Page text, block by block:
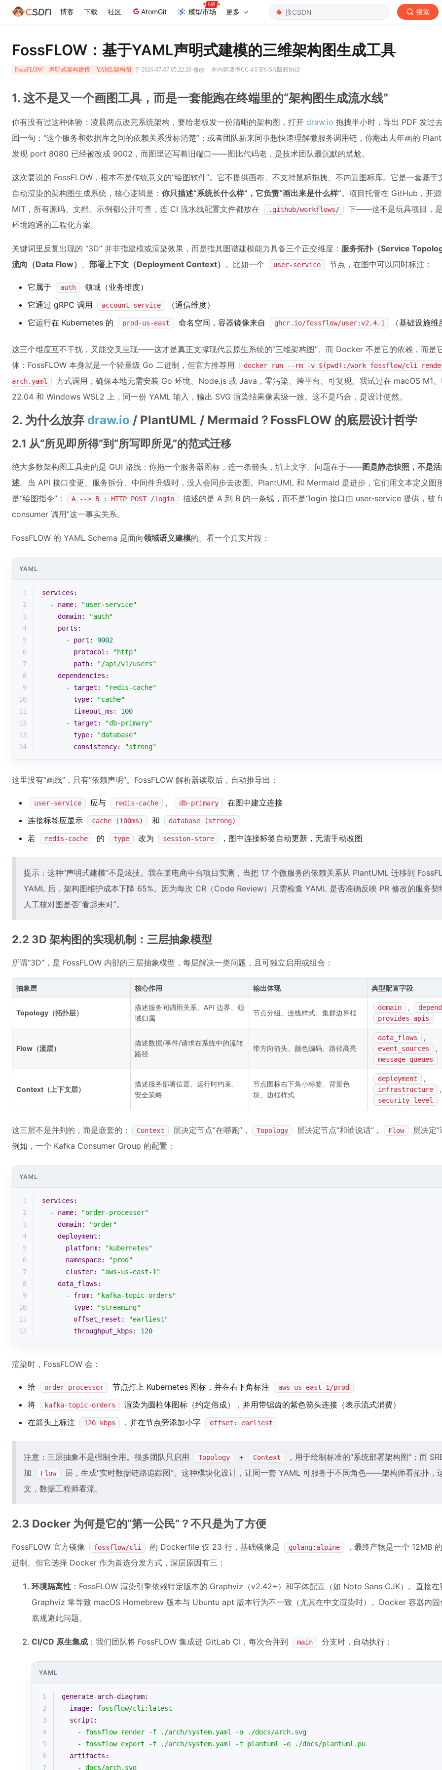
博客 下载 社区 AtomGit 模型市场 更多 搜索
FossFLOW：基于YAML声明式建模的三维架构图生成工具
FossFLOW 声明式架构建模 YAML架构图 于 2026-07-07 05:22:20 修改· 本内容遵循CC 4.0 BY-SA版权协议
1. 这不是又一个画图工具，而是一套能跑在终端里的“架构图生成流水线”
你有没有过这种体验：凌晨两点改完系统架构，要给老板发一份清晰的架构图，打开 draw.io 拖拽半小时，导出 PDF 发过
回一句：“这个服务和数据库之间的依赖关系没标清楚”；或者团队新来同事想快速理解微服务调用链，你翻出去年画的
发现 port 8080 已经被改成 9002，而图里还写着旧端口——图比代码老，是技术团队最沉默的尴尬。
这次要说的 FossFLOW，根本不是传统意义的“绘图软件”。它不提供画布、不支持鼠标拖拽、不内置图标库。它是一套基于
自动渲染的架构图生成系统，核心逻辑是： 你只描述“系统长什么样”，它负责“画出来是什么样”。项目托管在 GitHub，开
MIT，所有源码、文档、示例都公开可查，连 CI 流水线配置文件都放在
.github/workflows/
下——这不是玩具项目，
环境跑通的工程化方案。
关键词里反复出现的 “3D” 并非指建模或渲染效果，而是指其图谱建模能力具备三个正交维度： 服务拓扑（Service
流向（Data Flow） 、 部署上下文（Deployment Context） 。比如一个 user-service 节点，在图中可以同时标注：
它属于 auth
领域（业务维度）
它通过 gRPC 调用
account-service
（通信维度）
它运行在 Kubernetes 的
prod-us-east 命名空间，容器镜像来自 ghcr.io/fossflow/user:v2.4.1 （基础设施维
这三个维度互不干扰，又能交叉呈现——这才是真正支撑现代云原生系统的“三维架构图”。而 Docker 不是它的依赖，而是
体：FossFLOW 本身就是一个轻量级 Go 二进制，但官方推荐用
docker run --rm -v $(pwd):/work fossflow/cli
arch.yaml
方式调用，确保本地无需安装 Go 环境、Node.js 或 Java，零污染、跨平台、可复现。我试过在 macOS M1
22.04 和 Windows WSL2 上，同一份 YAML 输入，输出 SVG 渲染结果像素级一致。这不是巧合，是设计使然。
2. 为什么放弃 draw.io / PlantUML / Mermaid？FossFLOW 的底层设计哲学
2.1 从“所见即所得”到“所写即所见”的范式迁移
绝大多数架构图工具走的是 GUI 路线：你拖一个服务器图标，连一条箭头，填上文字。问题在于——图是静态快照，不是
述。当 API 接口变更、服务拆分、中间件升级时，没人会同步去改图。PlantUML 和 Mermaid 是进步，它们用文本定义图
是“绘图指令”：
A --> B : HTTP POST /login
描述的是 A 到 B 的一条线，而不是“login 接口由 user-service 提供，被
consumer 调用”这一事实关系。
FossFLOW 的 YAML Schema 是面向领域语义建模的。看一个真实片段：
YAML
1
services:
2
- name:
"user-service"
3
domain:
"auth"
4
ports:
5
- port:
9002
6
protocol:
"http"
7
path:
"/api/v1/users"
8
dependencies:
9
- target:
"redis-cache"
10
type:
"cache"
11
timeout_ms:
100
12
- target:
"db-primary"
13
type:
"database"
14
consistency: "strong"
这里没有“画线”，只有“依赖声明”。FossFLOW 解析器读取后，自动推导出：
user-service 应与 redis-cache 、 db-primary
在图中建立连接
连接标签应显示
cache (100ms) 和 database (strong)
若 redis-cache 的 type 改为 session-store ，图中连接标签自动更新，无需手动改图
提示：这种“声明式建模”不是炫技。我在某电商中台项目实测，当把 17 个微服务的依赖关系从 PlantUML 迁移到
YAML 后，架构图维护成本下降 65%。因为每次 CR（Code Review）只需检查 YAML 是否准确反映 PR 修改的服务契
人工核对图是否“看起来对”。
2.2 3D 架构图的实现机制：三层抽象模型
所谓“3D”，是 FossFLOW 内部的三层抽象模型，每层解决一类问题，且可独立启用或组合：
抽象层 核心作用 输出体现 典型配置字段
Topology（拓扑层）
描述服务间调用关系、API 边界、领
域归属
节点分组、连线样式、集群边界框
domain ,
provides_apis
Flow（流层）
描述数据/事件/请求在系统中的流转
路径
带方向箭头、颜色编码、路径高亮
data_flows ,
event_sources ,
message_queues
Context（上下文层）
描述服务部署位置、运行时约束、
安全策略
节点图标右下角小标签、背景色
块、边框样式
deployment ,
infrastructure ,
security_level
这三层不是并列的，而是嵌套的： Context 层决定节点“在哪跑”， Topology 层决定节点“和谁说话”， Flow
层决定
例如，一个 Kafka Consumer Group 的配置：
YAML
1
services:
2
- name:
"order-processor"
3
domain:
"order"
4
deployment:
5
platform:
"kubernetes"
6
namespace:
"prod"
7
cluster:
"aws-us-east-1"
8
data_flows:
9
- from:
"kafka-topic-orders"
10
type:
"streaming"
11
offset_reset:
"earliest"
12
throughput_kbps: 120
渲染时，FossFLOW 会：
给 order-processor 节点打上 Kubernetes 图标，并在右下角标注 aws-us-east-1/prod
将 kafka-topic-orders
渲染为圆柱体图标（约定俗成），并用带锯齿的紫色箭头连接（表示流式消费）
在箭头上标注
120 kbps ，并在节点旁添加小字 offset: earliest
注意：三层抽象不是强制全用。很多团队只启用 Topology + Context
，用于绘制标准的“系统部署架构图”；而
加
Flow
层，生成“实时数据链路追踪图”。这种模块化设计，让同一套 YAML 可服务于不同角色——架构师看拓扑，
文，数据工程师看流。
2.3 Docker 为何是它的“第一公民”？不只是为了方便
FossFLOW 官方镜像 fossflow/cli 的 Dockerfile 仅 23 行，基础镜像是 golang:alpine
，最终产物是一个 12MB
进制。但它选择 Docker 作为首选分发方式，深层原因有三：
环境隔离性 ：FossFLOW 渲染引擎依赖特定版本的 Graphviz（v2.42+）和字体配置（如 Noto Sans CJK）。直接在
Graphviz 常导致 macOS Homebrew 版本与 Ubuntu apt 版本行为不一致（尤其在中文渲染时）。Docker 容器内固
底规避此问题。
CI/CD 原生集成 ：我们团队将 FossFLOW 集成进 GitLab CI，每次合并到 main 分支时，自动执行：
YAML
1
generate-arch-diagram:
2
image:
fossflow/cli:latest
3
script:
4
- fossflow render -f ./arch/system.yaml -o
./docs/arch.svg
5
- fossflow export -f ./arch/system.yaml -t plantuml -o
./docs/plantuml.pu
6
artifacts:
7
- docs/arch.svg